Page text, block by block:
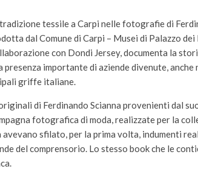
tessile a Carpi nelle fotografie di
dal Comune di Carpi – Musei di Palazzo
con Dondi Jersey, documenta la
importante di aziende divenute, anche
griffe italiane.
di Ferdinando Scianna provenienti dal
fotografica di moda, realizzate per la
sfilato, per la prima volta, indumenti
del comprensorio. Lo stesso book che le